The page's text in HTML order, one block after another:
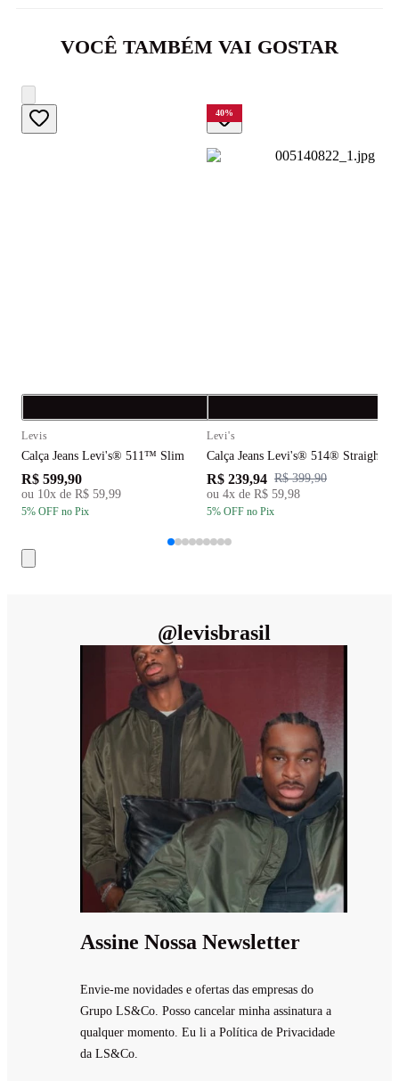
VOCÊ TAMBÉM VAI GOSTAR
Levis
Calça Jeans Levi's® 511™ Slim
R$ 599,90
ou 10x de R$ 59,99
5% OFF no Pix
40%
Levi's
Calça Jeans Levi's® 514® Straight
R$ 239,94 R$ 399,90
ou 4x de R$ 59,98
5% OFF no Pix
@levisbrasil
Assine Nossa Newsletter
Envie-me novidades e ofertas das empresas do
Grupo LS&Co. Posso cancelar minha assinatura a
qualquer momento. Eu li a Política de Privacidade
da LS&Co.